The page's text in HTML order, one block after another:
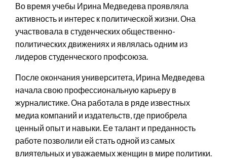
Во время учебы Ирина Медведева проявляла
активность и интерес к политической жизни. Она
участвовала в студенческих общественно-
политических движениях и являлась одним из
лидеров студенческого профсоюза.
После окончания университета, Ирина Медведева
начала свою профессиональную карьеру в
журналистике. Она работала в ряде известных
медиа компаний и издательств, где приобрела
ценный опыт и навыки. Ее талант и преданность
работе позволили ей стать одной из самых
влиятельных и уважаемых женщин в мире политики.